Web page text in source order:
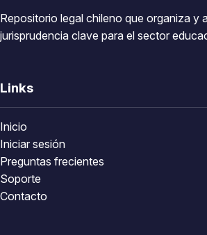
Repositorio legal chileno que organiza y
jurisprudencia clave para el sector
Links
Inicio
Iniciar sesión
Preguntas frecientes
Soporte
Contacto